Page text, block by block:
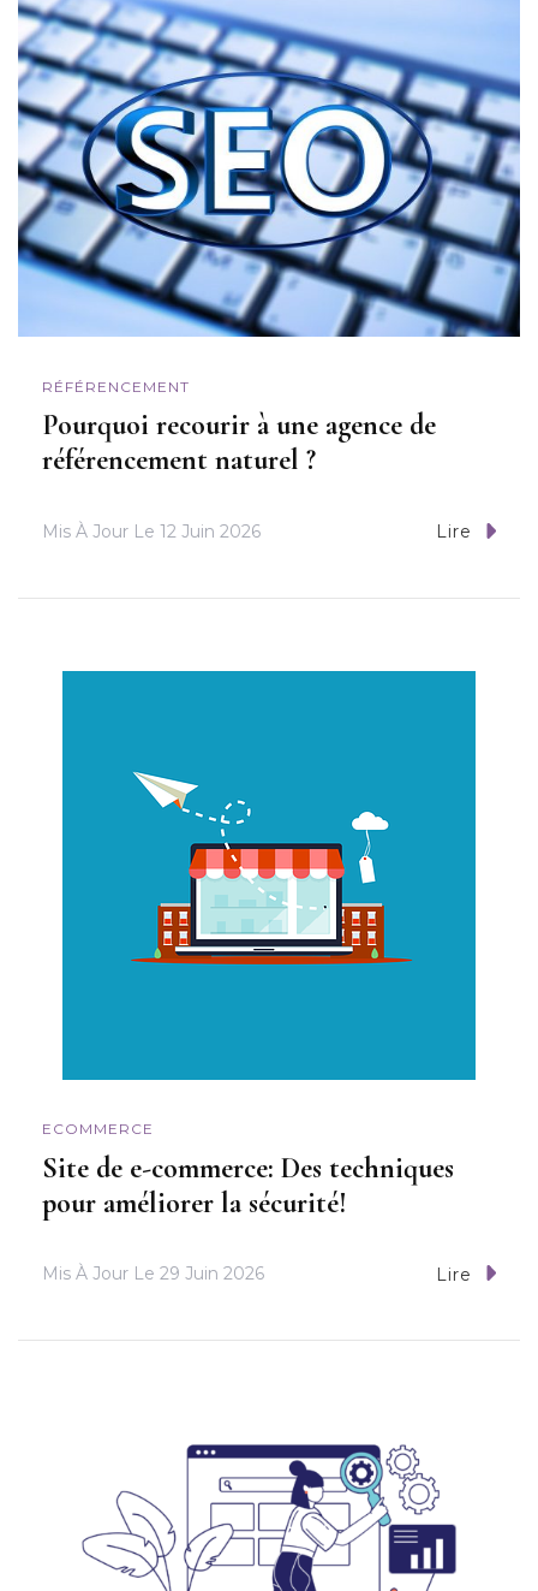
RÉFÉRENCEMENT
Pourquoi recourir à une agence de
référencement naturel ?
Mis À Jour Le 12 Juin 2026 Lire
ECOMMERCE
Site de e-commerce: Des techniques
pour améliorer la sécurité!
Mis À Jour Le 29 Juin 2026 Lire